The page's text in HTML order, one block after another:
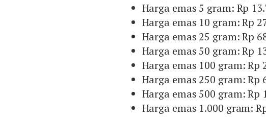
Harga emas 5 gram: Rp
Harga emas 10 gram: Rp
Harga emas 25 gram: Rp
Harga emas 50 gram: Rp
Harga emas 100 gram: Rp
Harga emas 250 gram: Rp
Harga emas 500 gram: Rp
Harga emas 1.000 gram: